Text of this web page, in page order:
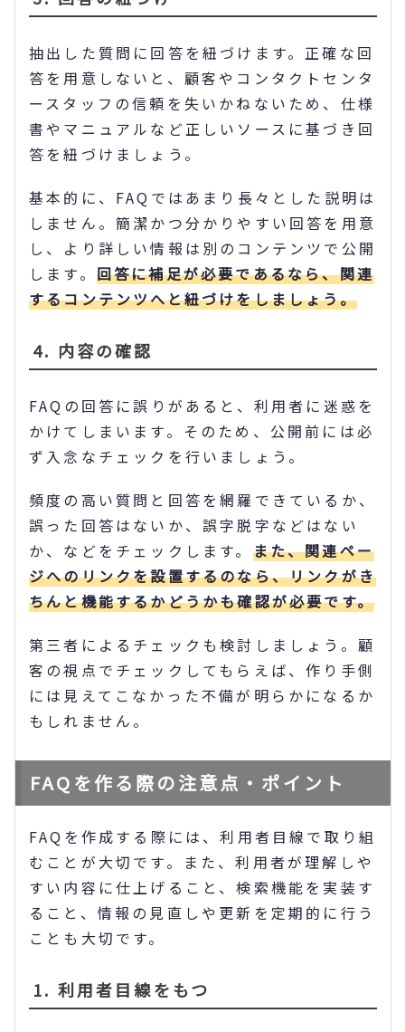
抽出した質問に回答を紐づけます。正確な回
答を用意しないと、顧客やコンタクトセンタ
ースタッフの信頼を失いかねないため、仕様
書やマニュアルなど正しいソースに基づき回
答を紐づけましょう。
基本的に、FAQではあまり長々とした説明は
しません。簡潔かつ分かりやすい回答を用意
し、より詳しい情報は別のコンテンツで公開
します。 回答に補足が必要であるなら、関連
するコンテンツへと紐づけをしましょう。
4. 内容の確認
FAQの回答に誤りがあると、利用者に迷惑を
かけてしまいます。そのため、公開前には必
ず入念なチェックを行いましょう。
頻度の高い質問と回答を網羅できているか、
誤った回答はないか、誤字脱字などはない
か、などをチェックします。 また、関連ペー
ジへのリンクを設置するのなら、リンクがき
ちんと機能するかどうかも確認が必要です。
第三者によるチェックも検討しましょう。顧
客の視点でチェックしてもらえば、作り手側
には見えてこなかった不備が明らかになるか
もしれません。
FAQを作る際の注意点・ポイント
FAQを作成する際には、利用者目線で取り組
むことが大切です。また、利用者が理解しや
すい内容に仕上げること、検索機能を実装す
ること、情報の見直しや更新を定期的に行う
ことも大切です。
1. 利用者目線をもつ